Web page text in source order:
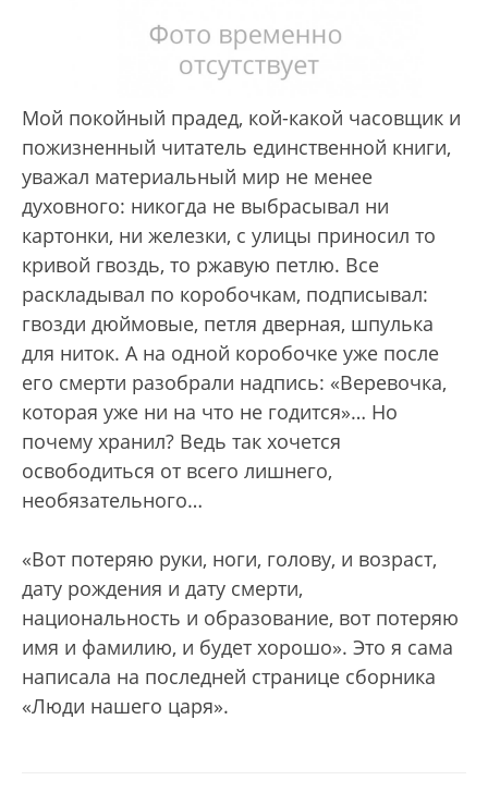
Мой покойный прадед, кой-какой часовщик и
пожизненный читатель единственной книги,
уважал материальный мир не менее
духовного: никогда не выбрасывал ни
картонки, ни железки, с улицы приносил то
кривой гвоздь, то ржавую петлю. Все
раскладывал по коробочкам, подписывал:
гвозди дюймовые, петля дверная, шпулька
для ниток. А на одной коробочке уже после
его смерти разобрали надпись: «Веревочка,
которая уже ни на что не годится»… Но
почему хранил? Ведь так хочется
освободиться от всего лишнего,
необязательного…
«Вот потеряю руки, ноги, голову, и возраст,
дату рождения и дату смерти,
национальность и образование, вот потеряю
имя и фамилию, и будет хорошо». Это я сама
написала на последней странице сборника
«Люди нашего царя».